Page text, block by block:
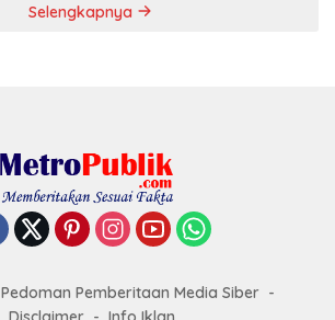
Selengkapnya
Pedoman Pemberitaan Media Siber